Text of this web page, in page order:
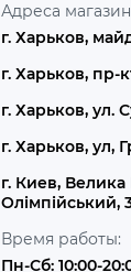
Адреса
г. Харьков,
г. Харьков, пр-
г. Харьков, ул.
г. Харьков, ул,
г. Киев, Велика
Олімпійський,
Время работы:
Пн-Сб: 10:00-